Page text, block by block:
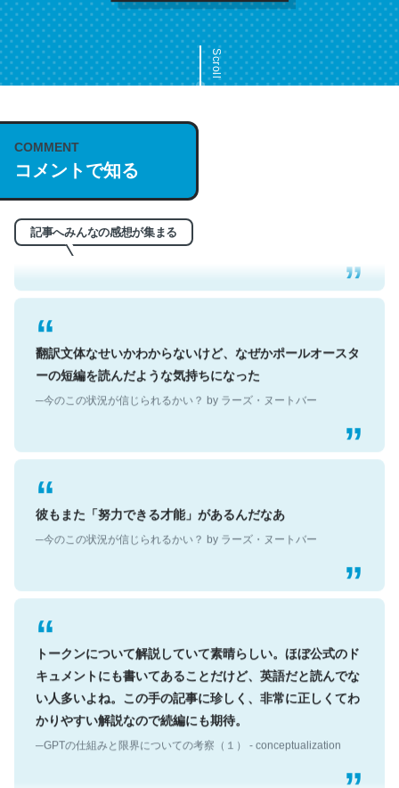
Scroll
COMMENT
コメントで知る
記事へみんなの感想が集まる
これは名文。彼はとてもクレバーなんだろうなと凄く思
─今のこの状況が信じられるかい？ by ラーズ・ヌートバー
翻訳文体なせいかわからないけど、なぜかポールオースタ
ーの短編を読んだような気持ちになった
─今のこの状況が信じられるかい？ by ラーズ・ヌートバー
彼もまた「努力できる才能」があるんだなあ
─今のこの状況が信じられるかい？ by ラーズ・ヌートバー
トークンについて解説していて素晴らしい。ほぼ公式のド
キュメントにも書いてあることだけど、英語だと読んでな
い人多いよね。この手の記事に珍しく、非常に正しくてわ
かりやすい解説なので続編にも期待。
─GPTの仕組みと限界についての考察（１） - conceptualization